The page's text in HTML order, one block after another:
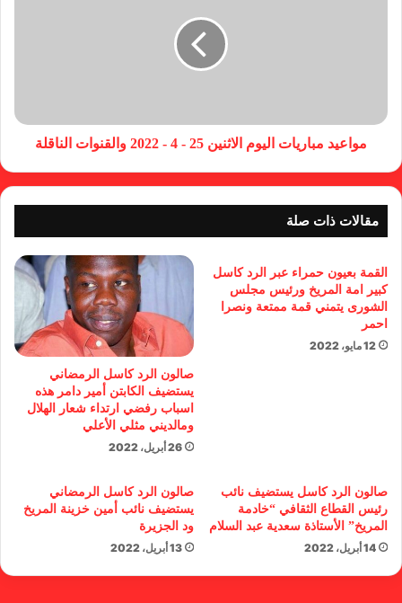
مواعيد مباريات اليوم الاثنين 25 - 4 - 2022 والقنوات الناقلة
مقالات ذات صلة
القمة بعيون حمراء عبر الرد كاسل
كبير امة المريخ ورئيس مجلس
الشورى يتمني قمة ممتعة ونصرا
احمر
12 مايو، 2022
صالون الرد كاسل الرمضاني
يستضيف الكابتن أمير دامر هذه
اسباب رفضي ارتداء شعار الهلال
ومالديني مثلي الأعلي
26 أبريل، 2022
صالون الرد كاسل يستضيف نائب
رئيس القطاع الثقافي “خادمة
المريخ” الأستاذة سعدية عبد السلام
14 أبريل، 2022
صالون الرد كاسل الرمضاني
يستضيف نائب أمين خزينة المريخ
ود الجزيرة
13 أبريل، 2022